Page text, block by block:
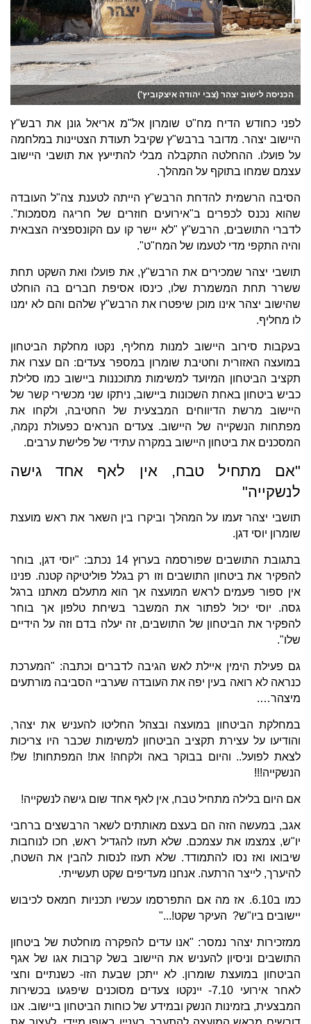
הכניסה לישוב יצהר (צבי יהודה איצקוביץ')
לפני כחודש הדיח מח"ט שומרון אל"מ אריאל גונן את רבש"ץ
היישוב יצהר. מדובר ברבש"ץ שקיבל תעודת הצטיינות במלחמה
על פועלו. ההחלטה התקבלה מבלי להתייעץ את תושבי היישוב
עצמם שמחו בתוקף על המהלך.
הסיבה הרשמית להדחת הרבש"ץ הייתה לטענת צה"ל העובדה
שהוא נכנס לכפרים ב"אירועים חוזרים של חריגה מסמכות".
לדברי התושבים, הרבש"ץ "לא יישר קו עם הקונספציה הצבאית
והיה התקפי מדי לטעמו של המח"ט".
תושבי יצהר שמכירים את הרבש"ץ, את פועלו ואת השקט תחת
ששרר תחת המשמרת שלו, כינסו אסיפת חברים בה הוחלט
שהישוב יצהר אינו מוכן שיפטרו את הרבש"ץ שלהם והם לא ימנו
לו מחליף.
בעקבות סירוב היישוב למנות מחליף, נקטו מחלקת הביטחון
במועצה האזורית וחטיבת שומרון במספר צעדים: הם עצרו את
תקציב הביטחון המיועד למשימות מתוכננות ביישוב כמו סלילת
כביש ביטחון באחת השכונות ביישוב, ניתקו שני מכשירי קשר של
היישוב מרשת הדיווחים המבצעית של החטיבה, ולקחו את
מפתחות הנשקייה של היישוב. צעדים הנראים כפעולת נקמה,
המסכנים את ביטחון היישוב במקרה עתידי של פלישת ערבים.
"אם מתחיל טבח, אין לאף אחד גישה
לנשקייה"
תושבי יצהר זעמו על המהלך וביקרו בין השאר את ראש מועצת
שומרון יוסי דגן.
בתגובת התושבים שפורסמה בערוץ 14 נכתב: "יוסי דגן, בוחר
להפקיר את ביטחון התושבים וזו רק בגלל פוליטיקה קטנה. פנינו
אין ספור פעמים לראש המועצה אך הוא מתעלם מאתנו ברגל
גסה. יוסי יכול לפתור את המשבר בשיחת טלפון אך בוחר
להפקיר את הביטחון של התושבים, זה יעלה בדם וזה על הידיים
שלו".
גם פעילת הימין איילת לאש הגיבה לדברים וכתבה: "המערכת
כנראה לא רואה בעין יפה את העובדה שערביי הסביבה מורתעים
מיצהר….
במחלקת הביטחון במועצה ובצהל החליטו להעניש את יצהר,
והודיעו על עצירת תקציב הביטחון למשימות שכבר היו צריכות
לצאת לפועל.. והיום בבוקר באה ולקחה! את! המפתחות! של!
הנשקייה!!!
אם היום בלילה מתחיל טבח, אין לאף אחד שום גישה לנשקייה!
אגב, במעשה הזה הם בעצם מאותתים לשאר הרבשצים ברחבי
יו"ש, צמצמו את עצמכם. שלא תעזו להגדיל ראש, חכו לנוחבות
שיבואו ואז נסו להתמודד. שלא תעזו לנסות להבין את השטח,
להיערך, לייצר הרתעה. אנחנו מעדיפים שקט תעשייתי.
כמו ב6.10. אז מה אם התפרסמו עכשיו תכניות חמאס לכיבוש
יישובים ביו"ש? העיקר שקט!..."
ממזכירות יצהר נמסר: "אנו עדים להפקרה מוחלטת של ביטחון
התושבים וניסיון להעניש את היישוב בשל קרבות אגו של אגף
הביטחון במועצת שומרון. לא ייתכן שבעת הזו- כשנתיים וחצי
לאחר אירועי 7.10- יינקטו צעדים מסוכנים שיפגעו בכשירות
המבצעית, בזמינות הנשק ובמידע של כוחות הביטחון ביישוב. אנו